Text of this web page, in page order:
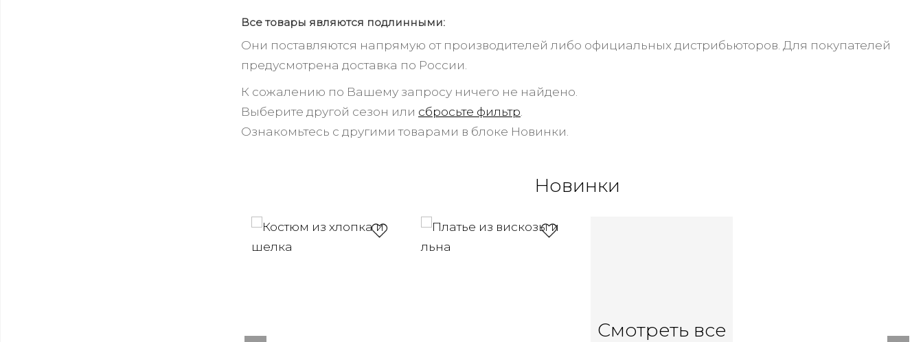
Все товары являются подлинными:
Они поставляются напрямую от производителей либо официальных дистрибьюторов. Для покупателей
предусмотрена доставка по России.
К сожалению по Вашему запросу ничего не найдено.
Выберите другой сезон или сбросьте фильтр
Ознакомьтесь с другими товарами в блоке Новинки.
Новинки
Смотреть все